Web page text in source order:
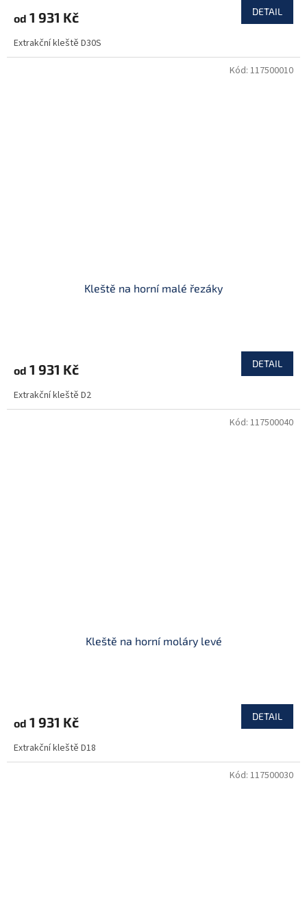
od 1 931 Kč DETAIL
Extrakční kleště D30S
Kleště na horní malé řezáky
od 1 931 Kč DETAIL
Extrakční kleště D2
Kód: 117500010
Kleště na horní moláry levé
od 1 931 Kč DETAIL
Extrakční kleště D18
Kód: 117500040
Kód: 117500030